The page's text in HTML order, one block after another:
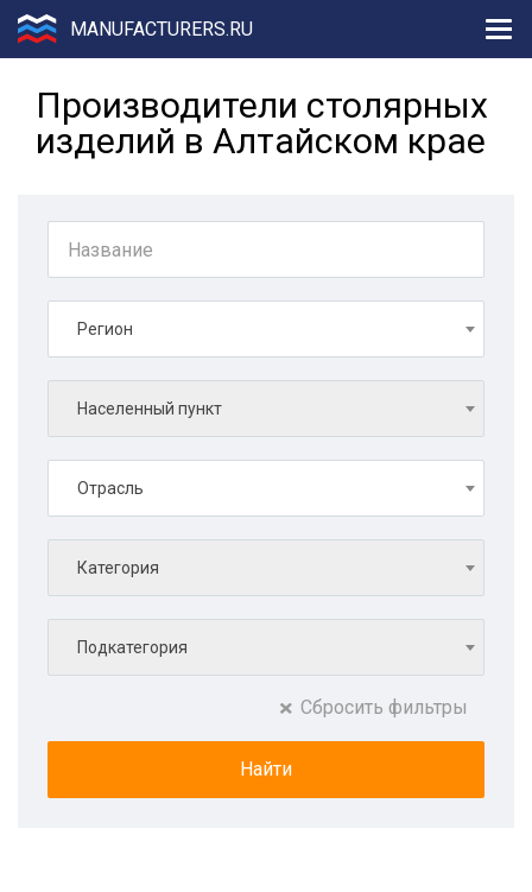
MANUFACTURERS.RU
Производители столярных
изделий в Алтайском крае
Регион
Населенный пункт
Отрасль
Категория
Подкатегория
Сбросить фильтры